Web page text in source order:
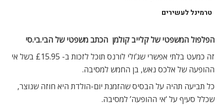
טרמינל לעשירים
הפלפול המשפטי של קלייב קולמן  הכתב משפטי של הבי.בי.סי
זה כמעט בלתי אפשרי שג’ולי לורנס תוכל לזכות ב- £15.95 בשל אי
ההופעה של אלכס נאש, בן החמש למסיבה.
כל תביעה תהיה על הבסיס שהזמנת יום-הולדת היא חוזה שנוצר,
שכלל סעיף על ‘אי ההופעה’ למסיבה.